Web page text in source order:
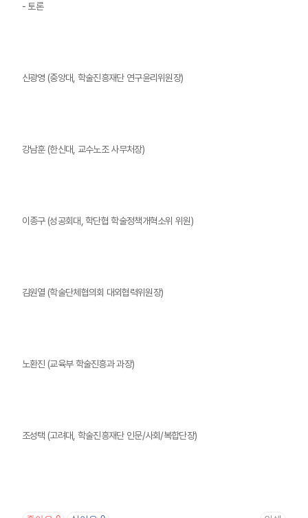
- 토론
신광영 (중앙대, 학술진흥재단 연구윤리위원장)
강남훈 (한신대, 교수노조 사무처장)
이종구 (성공회대, 학단협 학술정책개혁소위 위원)
김원열 (학술단체협의회 대외협력위원장)
노환진 (교육부 학술진흥과 과장)
조성택 (고려대, 학술진흥재단 인문/사회/복합단장)